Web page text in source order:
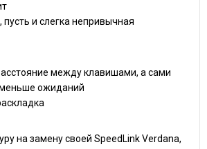
пусть и слегка непривычная
между клавишами, а сами
ожиданий
на замену своей SpeedLink Verdana,